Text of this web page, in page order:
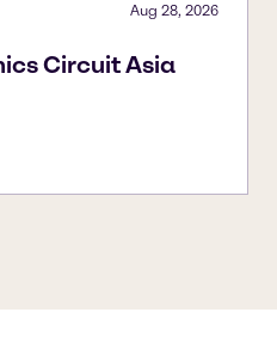
Circuit Asia
Aug 28, 2026